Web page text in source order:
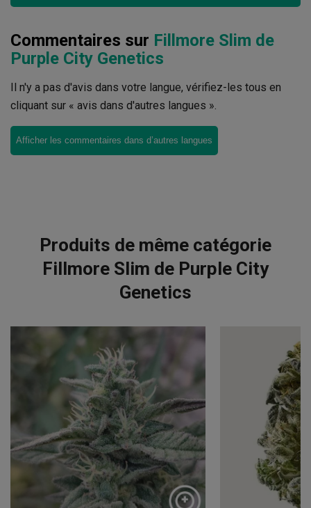
Commentaires sur Fillmore Slim de
Purple City Genetics
Il n'y a pas d'avis dans votre langue, vérifiez-les tous en
cliquant sur « avis dans d'autres langues ».
Afficher les commentaires dans d’autres langues
Produits de même catégorie
Fillmore Slim de Purple City
Genetics